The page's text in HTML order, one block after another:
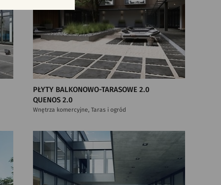
PŁYTY BALKONOWO-TARASOWE 2.0
QUENOS 2.0
Wnętrza komercyjne, Taras i ogród